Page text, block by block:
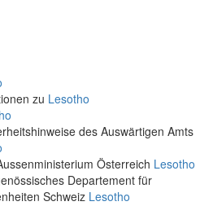
zu Lesotho
des Auswärtigen Amts
Österreich Lesotho
Departement für
Schweiz Lesotho